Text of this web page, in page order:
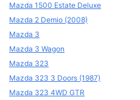
Mazda 1500 Estate Deluxe
Mazda 2 Demio (2008)
Mazda 3
Mazda 3 Wagon
Mazda 323
Mazda 323 3 Doors (1987)
Mazda 323 4WD GTR